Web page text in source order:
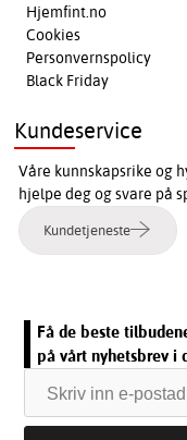
Hjemfint.no
Cookies
Personvernspolicy
Black Friday
Kundeservice
Våre kunnskapsrike og
hjelpe deg og svare på
Kundetjeneste
Få de beste
på vårt nyhetsbrev i